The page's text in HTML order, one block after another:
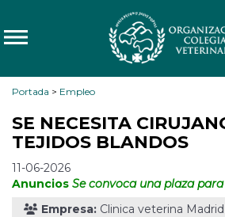
Portada > Empleo
SE NECESITA
TEJIDOS BLANDOS
11-06-2026
Anuncios Se convoca una plaza
Empresa: Clinica veterina